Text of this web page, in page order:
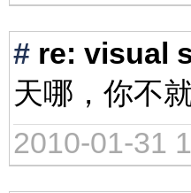
# re: visual
天哪，你不
2010-01-31